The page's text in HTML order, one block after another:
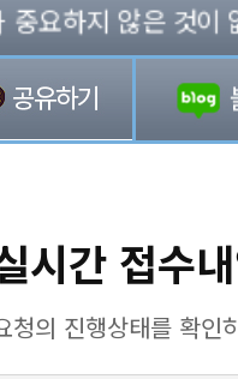
하지 않은 것이
시간 접수
청의 진행상태를 확인